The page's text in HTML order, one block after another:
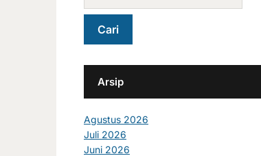
Arsip
Agustus 2026
Juli 2026
Juni 2026